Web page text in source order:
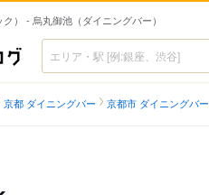
） - 烏丸御池（ダイニングバー）
食べログ
京都 ダイニングバー 京都市 ダイニングバー